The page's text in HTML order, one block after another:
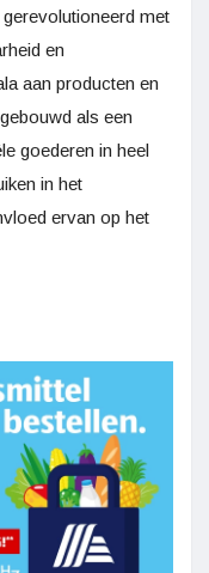
met
en
aan producten en
als een
goederen in heel
in het
ervan op het